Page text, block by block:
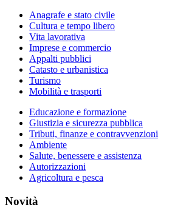
Anagrafe e stato civile
Cultura e tempo libero
Vita lavorativa
Imprese e commercio
Appalti pubblici
Catasto e urbanistica
Turismo
Mobilità e trasporti
Educazione e formazione
Giustizia e sicurezza pubblica
Tributi, finanze e contravvenzioni
Ambiente
Salute, benessere e assistenza
Autorizzazioni
Agricoltura e pesca
Novità